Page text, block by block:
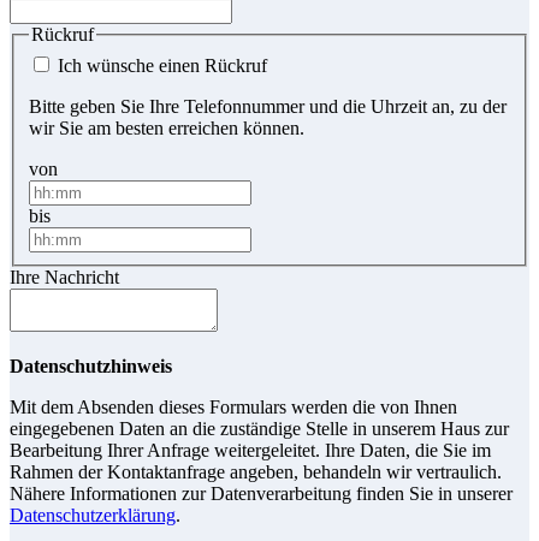
Rückruf
Ich wünsche einen Rückruf
Bitte geben Sie Ihre Telefonnummer und die Uhrzeit an, zu der
wir Sie am besten erreichen können.
von
bis
Ihre Nachricht
Datenschutzhinweis
Mit dem Absenden dieses Formulars werden die von Ihnen
eingegebenen Daten an die zuständige Stelle in unserem Haus zur
Bearbeitung Ihrer Anfrage weitergeleitet. Ihre Daten, die Sie im
Rahmen der Kontaktanfrage angeben, behandeln wir vertraulich.
Nähere Informationen zur Datenverarbeitung finden Sie in unserer
Datenschutzerklärung.